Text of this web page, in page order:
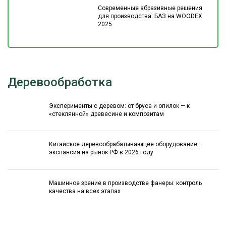
Современные абразивные решения
для производства: БАЗ на WOODEX
2025
Деревообработка
Эксперименты с деревом: от бруса и опилок — к
«стеклянной» древесине и композитам
Китайское деревообрабатывающее оборудование:
экспансия на рынок РФ в 2026 году
Машинное зрение в производстве фанеры: контроль
качества на всех этапах